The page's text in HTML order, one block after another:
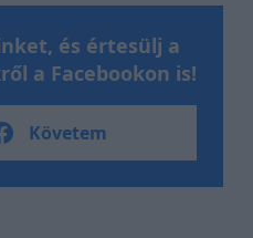
és értesülj a
a Facebookon is!
Követem